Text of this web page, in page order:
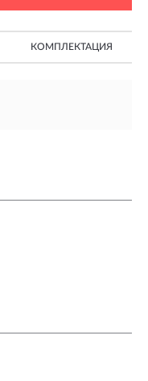
КОМПЛЕКТАЦИЯ